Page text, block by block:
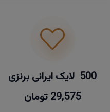
500 لایک ایرانی برنزی
29,575 تومان